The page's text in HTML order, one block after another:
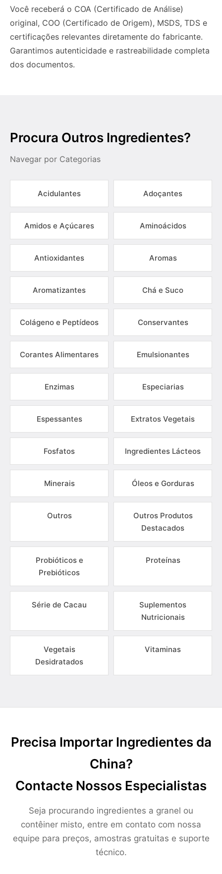
Você receberá o COA (Certificado de Análise)
original, COO (Certificado de Origem), MSDS, TDS e
certificações relevantes diretamente do fabricante.
Garantimos autenticidade e rastreabilidade completa
dos documentos.
Procura Outros Ingredientes?
Navegar por Categorias
Acidulantes Adoçantes
Amidos e Açúcares Aminoácidos
Antioxidantes Aromas
Aromatizantes Chá e Suco
Colágeno e Peptídeos Conservantes
Corantes Alimentares Emulsionantes
Enzimas Especiarias
Espessantes Extratos Vegetais
Fosfatos Ingredientes Lácteos
Minerais Óleos e Gorduras
Outros
Outros Produtos
Destacados
Probióticos e
Prebióticos
Proteínas
Série de Cacau
Suplementos
Nutricionais
Vegetais
Desidratados
Vitaminas
Precisa Importar Ingredientes da
China?
Contacte Nossos Especialistas
Seja procurando ingredientes a granel ou
contêiner misto, entre em contato com nossa
equipe para preços, amostras gratuitas e suporte
técnico.